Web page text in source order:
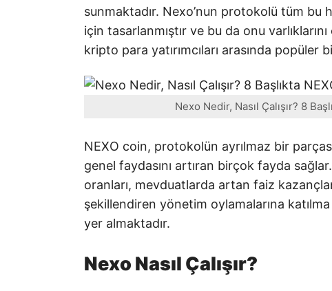
sunmaktadır. Nexo’nun protokolü tüm
için tasarlanmıştır ve bu da onu
kripto para yatırımcıları arasında
Nexo Nedir, Nasıl Çalışır? 8
NEXO coin, protokolün ayrılmaz bir
genel faydasını artıran birçok fayda
oranları, mevduatlarda artan faiz
şekillendiren yönetim oylamalarına
yer almaktadır.
Nexo Nasıl Çalışır?